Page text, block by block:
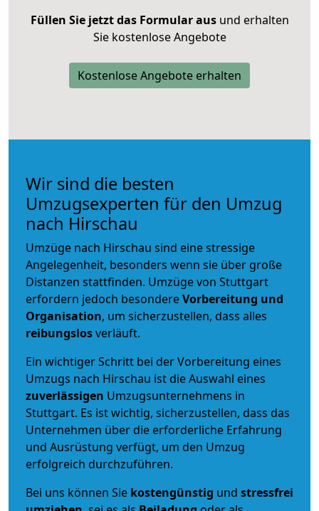
Füllen Sie jetzt das Formular ausund erhalten
Sie kostenlose Angebote
Kostenlose Angebote erhalten
Wir sind die besten
Umzugsexperten für den Umzug
nach Hirschau
Umzüge nach Hirschau sind eine stressige
Angelegenheit, besonders wenn sie über große
Distanzen stattfinden. Umzüge von Stuttgart
erfordern jedoch besondereVorbereitung und
Organisation, um sicherzustellen, dass alles
reibungslosverläuft.
Ein wichtiger Schritt bei der Vorbereitung eines
Umzugs nach Hirschau ist die Auswahl eines
zuverlässigen Umzugsunternehmens in
Stuttgart. Es ist wichtig, sicherzustellen, dass das
Unternehmen über die erforderliche Erfahrung
und Ausrüstung verfügt, um den Umzug
erfolgreich durchzuführen.
Bei uns können Sie kostengünstig und stressfrei